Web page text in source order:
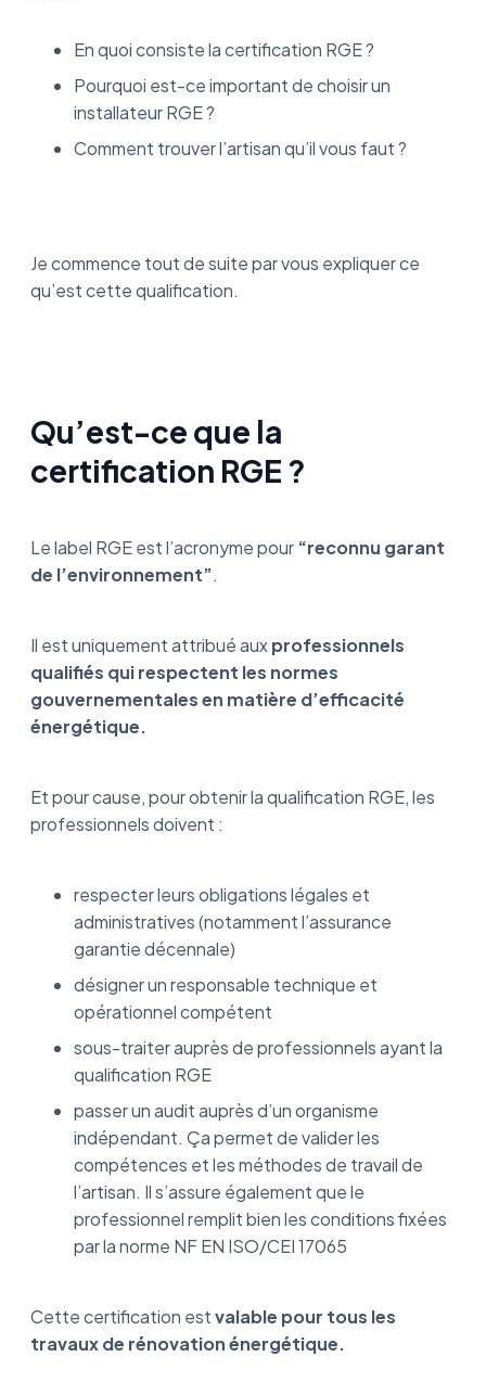
En quoi consiste la certification RGE ?
Pourquoi est-ce important de choisir un
installateur RGE ?
Comment trouver l’artisan qu’il vous faut ?
Je commence tout de suite par vous expliquer ce
qu’est cette qualification.
Qu’est-ce que la
certification RGE ?
Le label RGE est l’acronyme pour “reconnu garant
de l’environnement”.
Il est uniquement attribué auxprofessionnels
qualifiés qui respectent les normes
gouvernementales en matière d’efficacité
énergétique.
Et pour cause, pour obtenir la qualification RGE, les
professionnels doivent :
respecter leurs obligations légales et
administratives (notamment l’assurance
garantie décennale)
désigner un responsable technique et
opérationnel compétent
sous-traiter auprès de professionnels ayant la
qualification RGE
passer un audit auprès d’un organisme
indépendant. Ça permet de valider les
compétences et les méthodes de travail de
l’artisan. Il s’assure également que le
professionnel remplit bien les conditions fixées
par la norme NF EN ISO/CEI 17065
Cette certification estvalable pour tous les
travaux de rénovation énergétique.